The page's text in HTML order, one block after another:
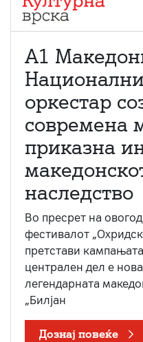
А1
оркестар
современа
приказна
наследство
Во пресрет на
фестивалот
претстави
централен дел е
легендарната
„Билјан
Дознај повеќе